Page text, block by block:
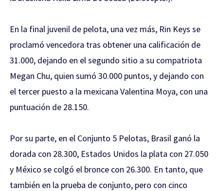
En la final juvenil de pelota, una vez más, Rin Keys se
proclamó vencedora tras obtener una calificación de
31.000, dejando en el segundo sitio a su compatriota
Megan Chu, quien sumó 30.000 puntos, y dejando con
el tercer puesto a la mexicana Valentina Moya, con una
puntuación de 28.150.
Por su parte, en el Conjunto 5 Pelotas, Brasil ganó la
dorada con 28.300, Estados Unidos la plata con 27.050
y México se colgó el bronce con 26.300. En tanto, que
también en la prueba de conjunto, pero con cinco